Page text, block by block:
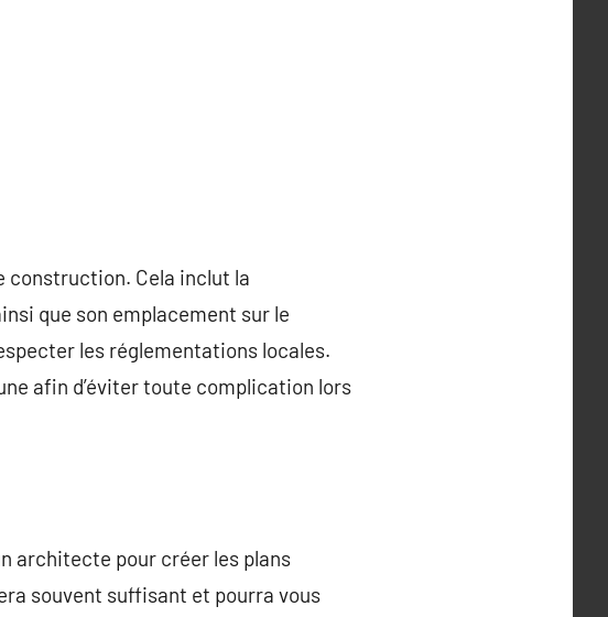
construction. Cela inclut la
que son emplacement sur le
les réglementations locales.
afin d’éviter toute complication lors
architecte pour créer les plans
souvent suffisant et pourra vous